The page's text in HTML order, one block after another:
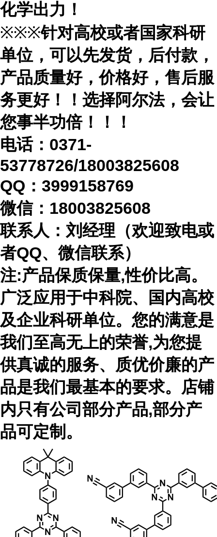
化学出力！
※※※针对高校或者国家科研
单位，可以先发货，后付款，
产品质量好，价格好，售后服
务更好！！选择阿尔法，会让
您事半功倍！！！
电话： 0371-
53778726/18003825608
QQ：3999158769
微信： 18003825608
联系人：刘经理（欢迎致电或
者QQ、微信联系）
注:产品保质保量,性价比高。
广泛应用于中科院、国内高校
及企业科研单位。您的满意是
我们至高无上的荣誉,为您提
供真诚的服务、质优价廉的产
品是我们最基本的要求。店铺
内只有公司部分产品,部分产
品可定制。